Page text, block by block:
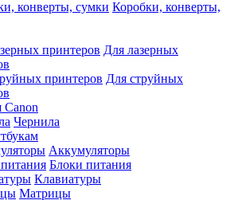
Коробки, конверты,
Для лазерных
Для струйных
Canon
Чернила
Аккумуляторы
Блоки питания
Клавиатуры
Матрицы